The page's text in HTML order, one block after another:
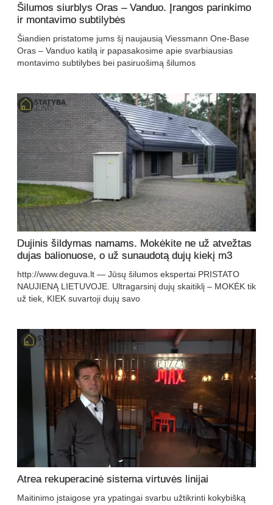
Šilumos siurblys Oras – Vanduo. Įrangos parinkimo
ir montavimo subtilybės
Šiandien pristatome jums šį naujausią Viessmann One-Base
Oras – Vanduo katilą ir papasakosime apie svarbiausias
montavimo subtilybes bei pasiruošimą šilumos
Dujinis šildymas namams. Mokėkite ne už atvežtas
dujas balionuose, o už sunaudotą dujų kiekį m3
http://www.deguva.lt — Jūsų šilumos ekspertai PRISTATO
NAUJIENĄ LIETUVOJE. Ultragarsinį dujų skaitiklį – MOKĖK tik
už tiek, KIEK suvartoji dujų savo
Atrea rekuperacinė sistema virtuvės linijai
Maitinimo įstaigose yra ypatingai svarbu užtikrinti kokybišką